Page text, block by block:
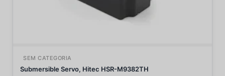
SEM CATEGORIA
Submersible Servo, Hitec HSR-M9382TH